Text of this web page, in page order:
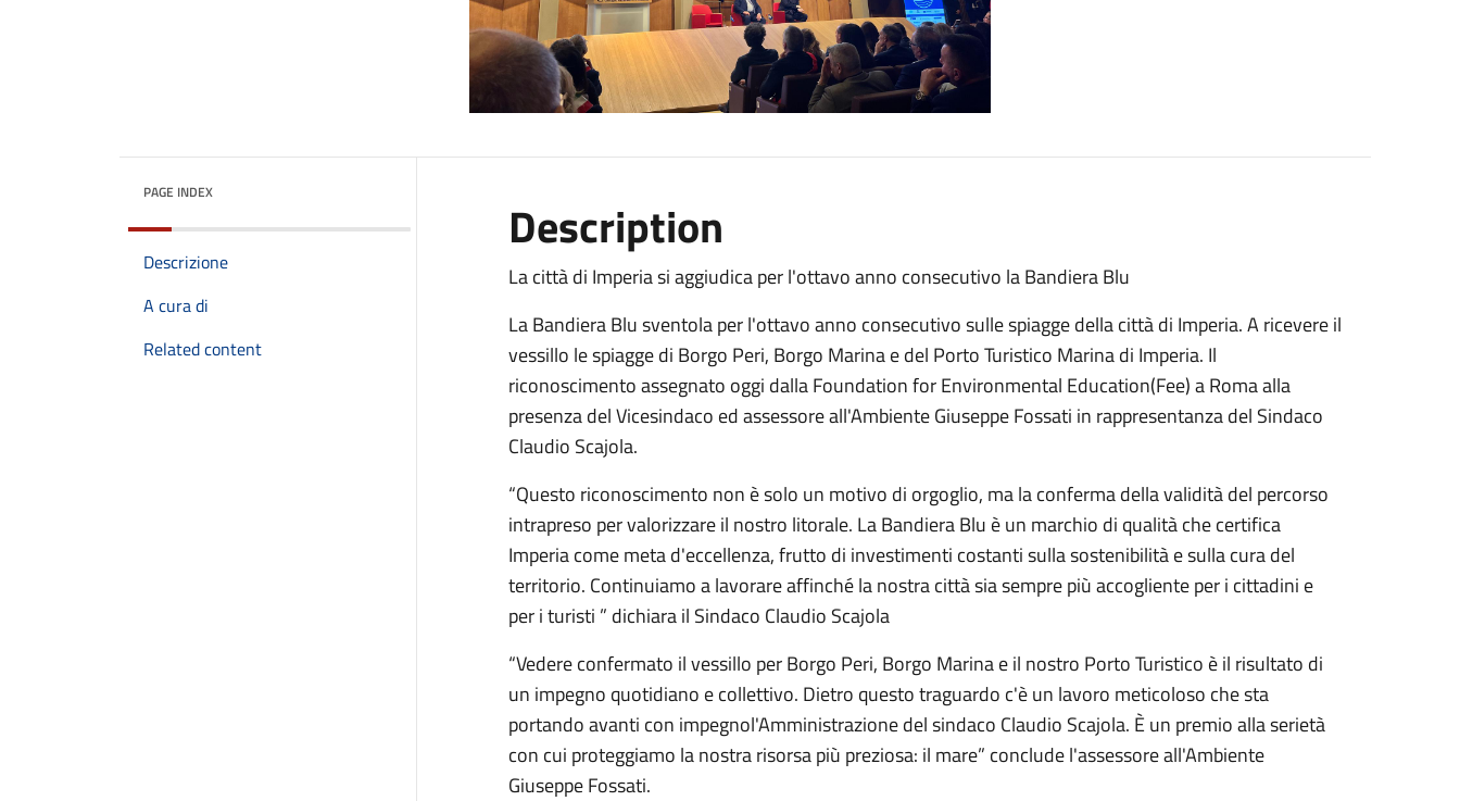
PAGE INDEX
Descrizione
A cura di
Related content
Description
La città di Imperia si aggiudica per l'ottavo anno consecutivo la Bandiera Blu
La Bandiera Blu sventola per l'ottavo anno consecutivo sulle spiagge della città di Imperia. A ricevere il
vessillo le spiagge di Borgo Peri, Borgo Marina e del Porto Turistico Marina di Imperia. Il
riconoscimento assegnato oggi dalla Foundation for Environmental Education(Fee) a Roma alla
presenza del Vicesindaco ed assessore all'Ambiente Giuseppe Fossati in rappresentanza del Sindaco
Claudio Scajola.
“Questo riconoscimento non è solo un motivo di orgoglio, ma la conferma della validità del percorso
intrapreso per valorizzare il nostro litorale. La Bandiera Blu è un marchio di qualità che certifica
Imperia come meta d'eccellenza, frutto di investimenti costanti sulla sostenibilità e sulla cura del
territorio. Continuiamo a lavorare affinché la nostra città sia sempre più accogliente per i cittadini e
per i turisti ” dichiara il Sindaco Claudio Scajola
“Vedere confermato il vessillo per Borgo Peri, Borgo Marina e il nostro Porto Turistico è il risultato di
un impegno quotidiano e collettivo. Dietro questo traguardo c'è un lavoro meticoloso che sta
portando avanti con impegnol'Amministrazione del sindaco Claudio Scajola. È un premio alla serietà
con cui proteggiamo la nostra risorsa più preziosa: il mare” conclude l'assessore all'Ambiente
Giuseppe Fossati.